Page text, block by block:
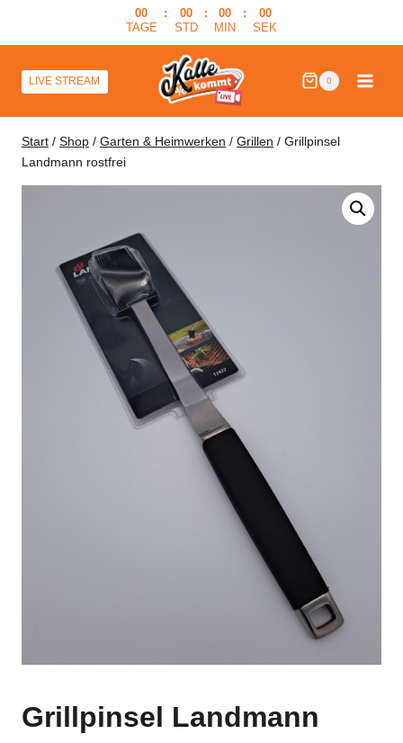
00
TAGE
:
00
STD
:
00
MIN
:
00
SEK
LIVE STREAM 0
Start / Shop / Garten & Heimwerken / Grillen / Grillpinsel
Landmann rostfrei
Grillpinsel Landmann